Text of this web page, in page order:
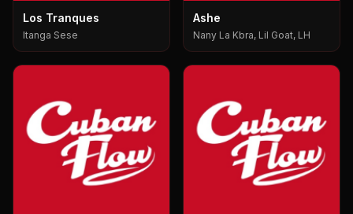
Los Tranques
Itanga Sese
Ashe
Nany La Kbra, Lil Goat, LH